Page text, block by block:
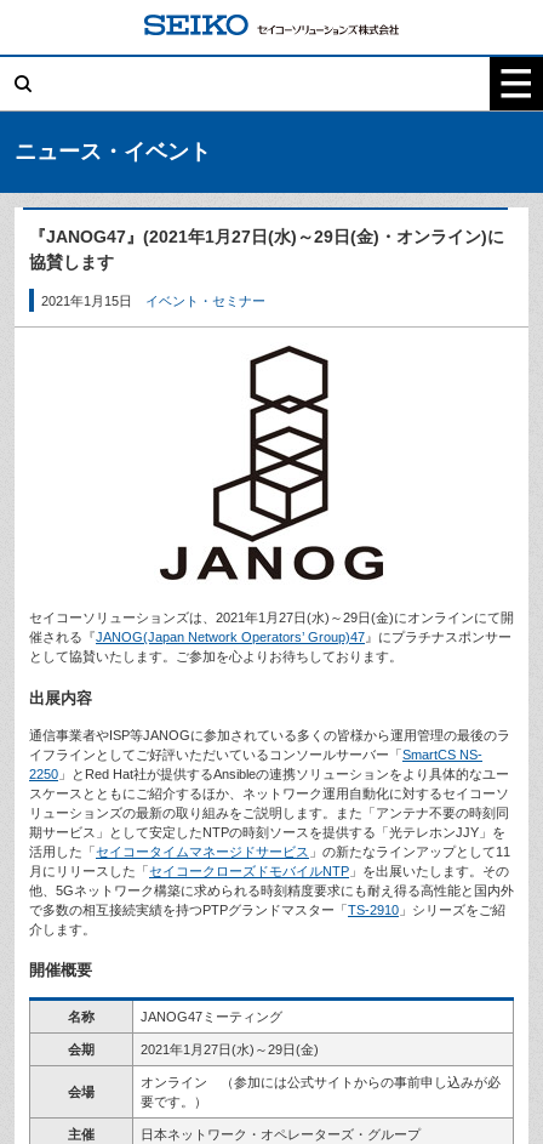
索:
ニュース・イベント
『JANOG47』(2021年1月27日(水)～29日(金)・オンライン)に
協賛します
2021年1月15日 イベント・セミナー
セイコーソリューションズは、2021年1月27日(水)～29日(金)にオンラインにて開
催される『JANOG(Japan Network Operators’ Group)47 』にプラチナスポンサー
として協賛いたします。ご参加を心よりお待ちしております。
出展内容
通信事業者やISP等JANOGに参加されている多くの皆様から運用管理の最後のラ
イフラインとしてご好評いただいているコンソールサーバー「SmartCS NS-
2250 」とRed Hat社が提供するAnsibleの連携ソリューションをより具体的なユー
スケースとともにご紹介するほか、ネットワーク運用自動化に対するセイコーソ
リューションズの最新の取り組みをご説明します。また「アンテナ不要の時刻同
期サービス」として安定したNTPの時刻ソースを提供する「光テレホンJJY」を
活用した「セイコータイムマネージドサービス 」の新たなラインアップとして11
月にリリースした「セイコークローズドモバイルNTP 」を出展いたします。その
他、5Gネットワーク構築に求められる時刻精度要求にも耐え得る高性能と国内外
で多数の相互接続実績を持つPTPグランドマスター「TS-2910 」シリーズをご紹
介します。
開催概要
名称 JANOG47ミーティング
会期 2021年1月27日(水)～29日(金)
会場
オンライン （参加には公式サイトからの事前申し込みが必
要です。）
主催 日本ネットワーク・オペレーターズ・グループ